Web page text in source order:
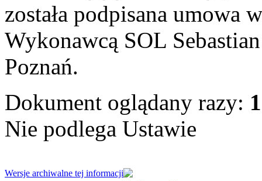
została podpisana umowa
Wykonawcą SOL
Poznań.
Dokument oglądany razy:
Nie podlega Ustawie
Wersje archiwalne tej informacji